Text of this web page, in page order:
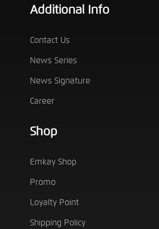
Additional Info
Contact Us
News Series
News Signature
Career
Shop
Emkay Shop
Promo
Loyalty Point
Shipping Policy